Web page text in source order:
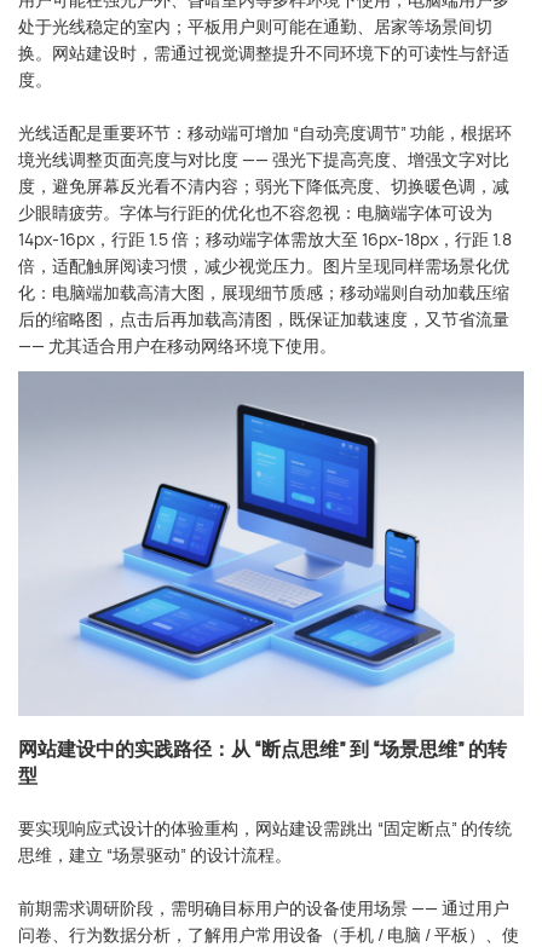
处于光线稳定的室内；平板用户则可能在通勤、居家等场景间切
换。网站建设时，需通过视觉调整提升不同环境下的可读性与舒适
度。
光线适配是重要环节：移动端可增加 “自动亮度调节” 功能，根据环
境光线调整页面亮度与对比度 —— 强光下提高亮度、增强文字对比
度，避免屏幕反光看不清内容；弱光下降低亮度、切换暖色调，减
少眼睛疲劳。字体与行距的优化也不容忽视：电脑端字体可设为
14px-16px，行距 1.5 倍；移动端字体需放大至 16px-18px，行距 1.8
倍，适配触屏阅读习惯，减少视觉压力。图片呈现同样需场景化优
化：电脑端加载高清大图，展现细节质感；移动端则自动加载压缩
后的缩略图，点击后再加载高清图，既保证加载速度，又节省流量
—— 尤其适合用户在移动网络环境下使用。
网站建设中的实践路径：从 “断点思维” 到 “场景思维” 的转
型
要实现响应式设计的体验重构，网站建设需跳出 “固定断点” 的传统
思维，建立 “场景驱动” 的设计流程。
前期需求调研阶段，需明确目标用户的设备使用场景 —— 通过用户
问卷、行为数据分析，了解用户常用设备（手机 / 电脑 / 平板）、使